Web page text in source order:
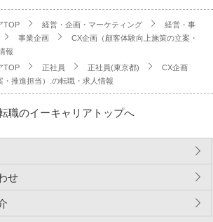
TOP 経営・企画・マーケティング
経営・事
事業企画
CX企画（顧客体験向上施策の立案・
報
TOP
正社員 正社員(東京都)
CX企画
・推進担当）.の転職・求人情報
職のイーキャリアトップへ
せ